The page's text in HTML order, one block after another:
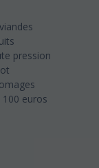
pression
euros